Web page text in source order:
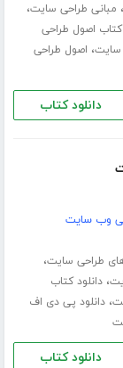
، مبانی طراحی سایت،
کتاب اصول طراحی
سایت، اصول طراحی
دانلود کتاب
وب سایت
طراحی سایت،
،دانلود کتاب
،دانلود پی دی اف
دانلود کتاب